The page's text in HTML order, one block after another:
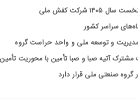
شرکت کفش ملی
سراسر کشور
و توسعه ملی و واحد حراست گروه
آتیه صبا و صبا تأمین با محوریت
گروه صنعتی ملی قرار دارد